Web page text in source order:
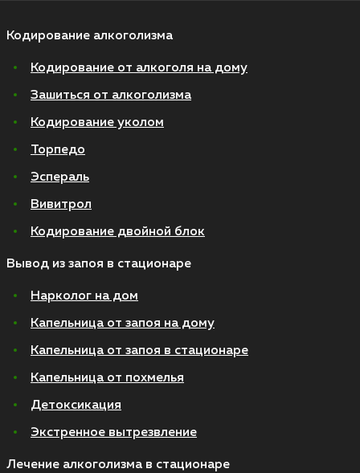
Кодирование алкоголизма
Кодирование от алкоголя на дому
Зашиться от алкоголизма
Кодирование уколом
Торпедо
Эспераль
Вивитрол
Кодирование двойной блок
Вывод из запоя в стационаре
Нарколог на дом
Капельница от запоя на дому
Капельница от запоя в стационаре
Капельница от похмелья
Детоксикация
Экстренное вытрезвление
Лечение алкоголизма в стационаре